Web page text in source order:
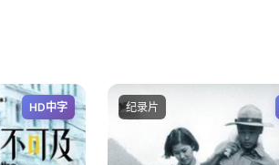
HD中字 纪录片